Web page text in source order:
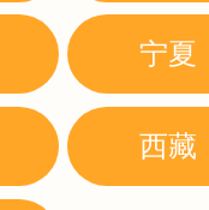
宁夏
西藏